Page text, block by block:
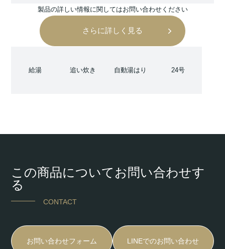
製品の詳しい情報に関してはお問い合わせください
さらに詳しく見る
給湯 追い炊き 自動湯はり 24号
この商品についてお問い合わせす
る
CONTACT
お問い合わせフォーム LINEでのお問い合わせ